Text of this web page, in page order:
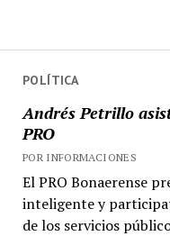
POLÍTICA
Andrés Petrillo
PRO
POR INFORMACIONES
El PRO Bonaerense
inteligente y
de los servicios